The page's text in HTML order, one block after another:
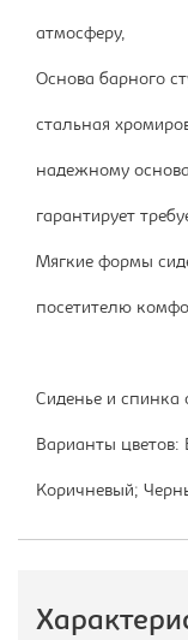
атмосферу,
Основа барного
стальная
надежному
гарантирует
Мягкие формы
посетителю
Сиденье и спинка
Варианты
Коричневый;